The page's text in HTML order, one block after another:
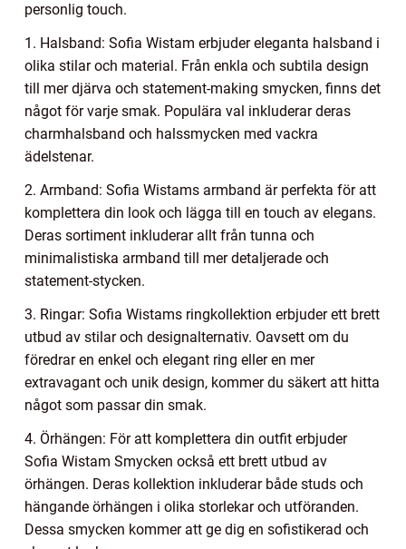
personlig touch.
1. Halsband: Sofia Wistam erbjuder eleganta halsband i
olika stilar och material. Från enkla och subtila design
till mer djärva och statement-making smycken, finns det
något för varje smak. Populära val inkluderar deras
charmhalsband och halssmycken med vackra
ädelstenar.
2. Armband: Sofia Wistams armband är perfekta för att
komplettera din look och lägga till en touch av elegans.
Deras sortiment inkluderar allt från tunna och
minimalistiska armband till mer detaljerade och
statement-stycken.
3. Ringar: Sofia Wistams ringkollektion erbjuder ett brett
utbud av stilar och designalternativ. Oavsett om du
föredrar en enkel och elegant ring eller en mer
extravagant och unik design, kommer du säkert att hitta
något som passar din smak.
4. Örhängen: För att komplettera din outfit erbjuder
Sofia Wistam Smycken också ett brett utbud av
örhängen. Deras kollektion inkluderar både studs och
hängande örhängen i olika storlekar och utföranden.
Dessa smycken kommer att ge dig en sofistikerad och